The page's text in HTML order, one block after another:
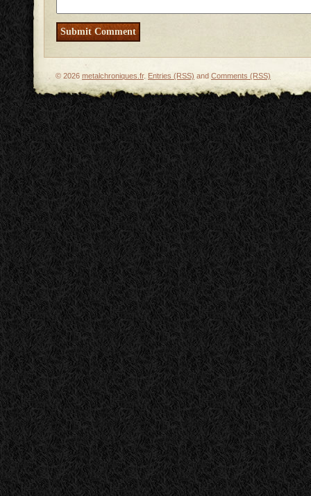
© 2026 metalchroniques.fr. Entries (RSS) and Comments (RSS)